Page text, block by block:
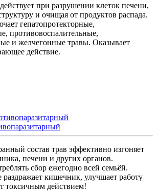
при разрушении клеток печени,
и очищая от продуктов распада.
гепатопротекторные,
противовоспалительные,
и желчегонные травы. Оказывает
действие.
состав трав эффективно изгоняет
печени и других органов.
сбор ежегодно всей семьёй.
раздражает кишечник, улучшает работу
токсичным действием!